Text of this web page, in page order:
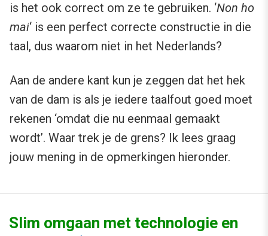
is het ook correct om ze te gebruiken. ‘Non ho
mai‘ is een perfect correcte constructie in die
taal, dus waarom niet in het Nederlands?
Aan de andere kant kun je zeggen dat het hek
van de dam is als je iedere taalfout goed moet
rekenen ‘omdat die nu eenmaal gemaakt
wordt’. Waar trek je de grens? Ik lees graag
jouw mening in de opmerkingen hieronder.
Slim omgaan met technologie en